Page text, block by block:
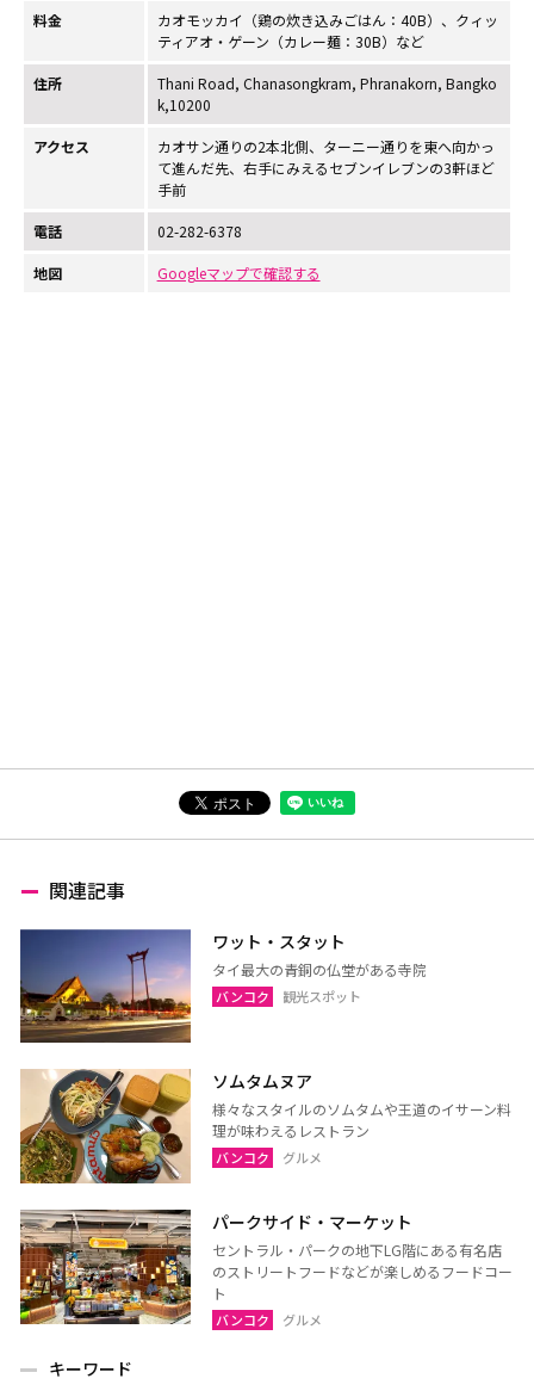
料金
カオモッカイ（鶏の炊き込みごはん：40B）、クィッ
ティアオ・ゲーン（カレー麺：30B）など
住所
Thani Road, Chanasongkram, Phranakorn, Bangko
k,10200
アクセス
カオサン通りの2本北側、ターニー通りを東へ向かっ
て進んだ先、右手にみえるセブンイレブンの3軒ほど
手前
電話 02-282-6378
地図 Googleマップで確認する
関連記事
ワット・スタット
タイ最大の青銅の仏堂がある寺院
バンコク 観光スポット
ソムタムヌア
様々なスタイルのソムタムや王道のイサーン料
理が味わえるレストラン
バンコク グルメ
パークサイド・マーケット
セントラル・パークの地下LG階にある有名店
のストリートフードなどが楽しめるフードコー
ト
バンコク グルメ
キーワード